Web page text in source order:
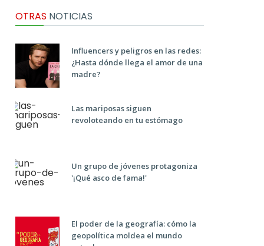
OTRAS NOTICIAS
Influencers y peligros en las redes:
¿Hasta dónde llega el amor de una
madre?
Las mariposas siguen
revoloteando en tu estómago
Un grupo de jóvenes protagoniza
'¡Qué asco de fama!'
El poder de la geografía: cómo la
geopolítica moldea el mundo